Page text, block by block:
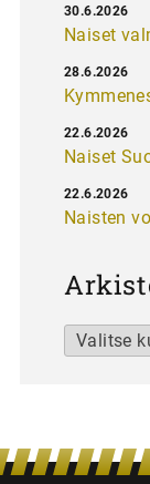
Naiset
30.6.2026
28.6.2026
Naiset
22.6.2026
Naisten
22.6.2026
Arkistot